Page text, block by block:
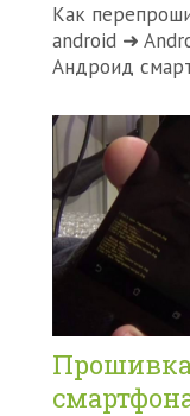
Как
android ➜
Андроид